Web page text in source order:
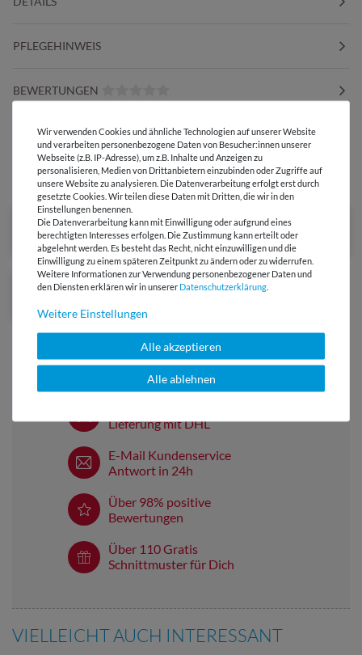
PFLEGEHINWEIS
BEWERTUNGEN
HERSTELLERINFORMATIONEN
DIESER STOFF IN ANDEREN FARBEN
Lieferung mit DHL
E-Mail Kundenservice
Antwort in 24h
Über 98% positive
Bewertungen
Über 110 Gratis
Schnittmuster für Dich
VIELLEICHT AUCH INTERESSANT
Wir verwenden Cookies und ähnliche Technologien auf unserer Website
und verarbeiten personenbezogene Daten von Besucher:innen unserer
Webseite (z.B. IP-Adresse), um z.B. Inhalte und Anzeigen zu
personalisieren, Medien von Drittanbietern einzubinden oder Zugriffe auf
unsere Website zu analysieren. Die Datenverarbeitung erfolgt erst durch
gesetzte Cookies. Wir teilen diese Daten mit Dritten, die wir in den
Einstellungen benennen.
Die Datenverarbeitung kann mit Einwilligung oder aufgrund eines
berechtigten Interesses erfolgen. Die Zustimmung kann erteilt oder
abgelehnt werden. Es besteht das Recht, nicht einzuwilligen und die
Einwilligung zu einem späteren Zeitpunkt zu ändern oder zu widerrufen.
Weitere Informationen zur Verwendung personenbezogener Daten und
den Diensten erklären wir in unserer Daten­schutz­erklärung
Weitere Einstellungen
Alle akzeptieren
Alle ablehnen